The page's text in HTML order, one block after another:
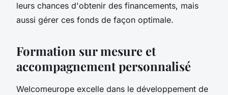
leurs chances d'obtenir des financements, mais
aussi gérer ces fonds de façon optimale.
Formation sur mesure et
accompagnement personnalisé
Welcomeurope excelle dans le développement de